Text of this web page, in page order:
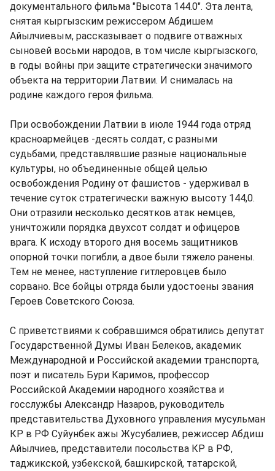
документального фильма "Высота 144.0". Эта лента,
снятая кыргызским режиссером Абдишем
Айылчиевым, рассказывает о подвиге отважных
сыновей восьми народов, в том числе кыргызского,
в годы войны при защите стратегически значимого
объекта на территории Латвии. И снималась на
родине каждого героя фильма.
При освобождении Латвии в июле 1944 года отряд
красноармейцев -десять солдат, с разными
судьбами, представлявшие разные национальные
культуры, но объединенные общей целью
освобождения Родину от фашистов - удерживал в
течение суток стратегически важную высоту 144,0.
Они отразили несколько десятков атак немцев,
уничтожили порядка двухсот солдат и офицеров
врага. К исходу второго дня восемь защитников
опорной точки погибли, а двое были тяжело ранены.
Тем не менее, наступление гитлеровцев было
сорвано. Все бойцы отряда были удостоены звания
Героев Советского Союза.
С приветствиями к собравшимся обратились депутат
Государственной Думы Иван Белеков, академик
Международной и Российской академии транспорта,
поэт и писатель Бури Каримов, профессор
Российской Академии народного хозяйства и
госслужбы Александр Назаров, руководитель
представительства Духовного управления мусульман
КР в РФ Суйунбек ажы Жусубалиев, режиссер Абдиш
Айылчиев, представители посольства КР в РФ,
таджикской, узбекской, башкирской, татарской,